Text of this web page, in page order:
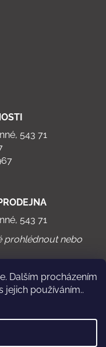
Dalším procházením
používáním..
543 71
543 71
prohlédnout nebo